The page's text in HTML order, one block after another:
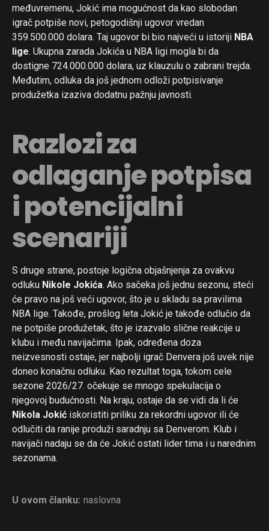
međuvremenu, Jokić ima mogućnost da kao slobodan
igrač potpiše novi, petogodišnji ugovor vredan
359.500.000 dolara. Taj ugovor bi bio najveći u istoriji NBA
lige. Ukupna zarada Jokića u NBA ligi mogla bi da
dostigne 724.000.000 dolara, uz klauzulu o zabrani trejda.
Međutim, odluka da još jednom odloži potpisivanje
produžetka izaziva dodatnu pažnju javnosti.
Razlozi za
odlaganje potpisa
i potencijalni
scenariji
S druge strane, postoje logična objašnjenja za ovakvu
odluku Nikole Jokića. Ako sačeka još jednu sezonu, steći
će pravo na još veći ugovor, što je u skladu sa pravilima
NBA lige. Takođe, prošlog leta Jokić je takođe odlučio da
ne potpiše produžetak, što je izazvalo slične reakcije u
klubu i među navijačima. Ipak, određena doza
neizvesnosti ostaje, jer najbolji igrač Denvera još uvek nije
doneo konačnu odluku. Kao rezultat toga, tokom cele
sezone 2026/27. očekuje se mnogo spekulacija o
njegovoj budućnosti. Na kraju, ostaje da se vidi da li će
Nikola Jokić iskoristiti priliku za rekordni ugovor ili će
odlučiti da ranije produži saradnju sa Denverom. Klub i
navijači nadaju se da će Jokić ostati lider tima i u narednim
sezonama.
U ovom članku: naslovna